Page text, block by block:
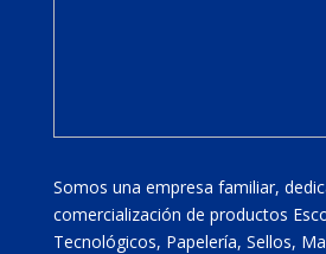
Somos una empresa familiar,
comercialización de productos
Tecnológicos, Papelería, Sellos,